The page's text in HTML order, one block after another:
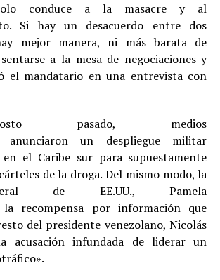
conduce a la masacre y al
Si hay un desacuerdo entre dos
mejor manera, ni más barata de
a la mesa de negociaciones y
el mandatario en una entrevista con
pasado, medios
anunciaron un despliegue militar
en el Caribe sur para supuestamente
de la droga. Del mismo modo, la
de EE.UU., Pamela
recompensa por información que
del presidente venezolano, Nicolás
acusación infundada de liderar un